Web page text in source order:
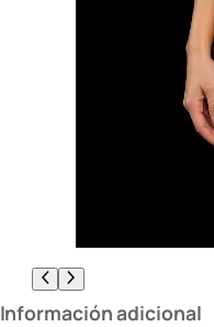
Información adicional